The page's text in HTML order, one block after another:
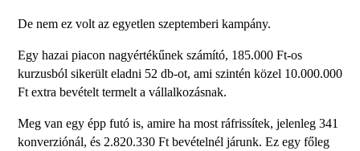
De nem ez volt az egyetlen szeptemberi kampány.
Egy hazai piacon nagyértékűnek számító, 185.000 Ft-os
kurzusból sikerült eladni 52 db-ot, ami szintén közel 10.000.000
Ft extra bevételt termelt a vállalkozásnak.
Meg van egy épp futó is, amire ha most ráfrissítek, jelenleg 341
konverziónál, és 2.820.330 Ft bevételnél járunk. Ez egy főleg